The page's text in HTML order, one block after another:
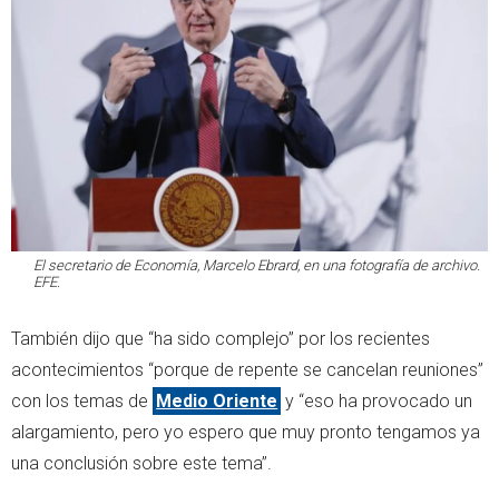
El secretario de Economía, Marcelo Ebrard, en una fotografía de archivo.
EFE.
También dijo que “ha sido complejo” por los recientes
acontecimientos “porque de repente se cancelan reuniones”
con los temas de Medio Oriente y “eso ha provocado un
alargamiento, pero yo espero que muy pronto tengamos ya
una conclusión sobre este tema”.